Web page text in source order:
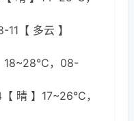
【 多云 】
18~28℃，08-
晴 】17~26℃，